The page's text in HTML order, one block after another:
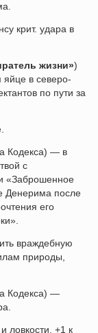
крит. удара в
жизни»)
в северо-
по пути за
Кодекса) — в
с
«Заброшенное
Денерима после
его
враждебную
природы,
Кодекса) —
ловкости, +1 к